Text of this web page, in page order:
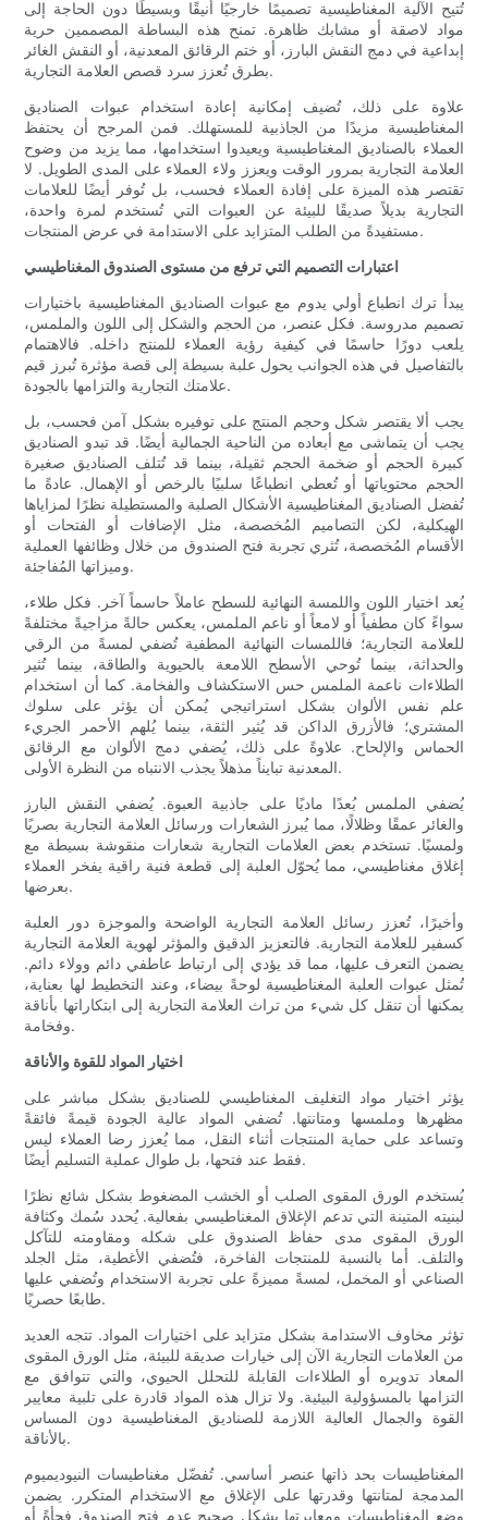
تُتيح الآلية المغناطيسية تصميمًا خارجيًا أنيقًا وبسيطًا دون الحاجة إلى
مواد لاصقة أو مشابك ظاهرة. تمنح هذه البساطة المصممين حرية
إبداعية في دمج النقش البارز، أو ختم الرقائق المعدنية، أو النقش الغائر
بطرق تُعزز سرد قصص العلامة التجارية.
علاوة على ذلك، تُضيف إمكانية إعادة استخدام عبوات الصناديق
المغناطيسية مزيدًا من الجاذبية للمستهلك. فمن المرجح أن يحتفظ
العملاء بالصناديق المغناطيسية ويعيدوا استخدامها، مما يزيد من وضوح
العلامة التجارية بمرور الوقت ويعزز ولاء العملاء على المدى الطويل. لا
تقتصر هذه الميزة على إفادة العملاء فحسب، بل تُوفر أيضًا للعلامات
التجارية بديلاً صديقًا للبيئة عن العبوات التي تُستخدم لمرة واحدة،
مستفيدةً من الطلب المتزايد على الاستدامة في عرض المنتجات.
اعتبارات التصميم التي ترفع من مستوى الصندوق المغناطيسي
يبدأ ترك انطباع أولي يدوم مع عبوات الصناديق المغناطيسية باختيارات
تصميم مدروسة. فكل عنصر، من الحجم والشكل إلى اللون والملمس،
يلعب دورًا حاسمًا في كيفية رؤية العملاء للمنتج داخله. فالاهتمام
بالتفاصيل في هذه الجوانب يحول علبة بسيطة إلى قصة مؤثرة تُبرز قيم
علامتك التجارية والتزامها بالجودة.
يجب ألا يقتصر شكل وحجم المنتج على توفيره بشكل آمن فحسب، بل
يجب أن يتماشى مع أبعاده من الناحية الجمالية أيضًا. قد تبدو الصناديق
كبيرة الحجم أو ضخمة الحجم ثقيلة، بينما قد تُتلف الصناديق صغيرة
الحجم محتوياتها أو تُعطي انطباعًا سلبيًا بالرخص أو الإهمال. عادةً ما
تُفضل الصناديق المغناطيسية الأشكال الصلبة والمستطيلة نظرًا لمزاياها
الهيكلية، لكن التصاميم المُخصصة، مثل الإضافات أو الفتحات أو
الأقسام المُخصصة، تُثري تجربة فتح الصندوق من خلال وظائفها العملية
وميزاتها المُفاجئة.
يُعد اختيار اللون واللمسة النهائية للسطح عاملاً حاسماً آخر. فكل طلاء،
سواءً كان مطفياً أو لامعاً أو ناعم الملمس، يعكس حالةً مزاجيةً مختلفةً
للعلامة التجارية؛ فاللمسات النهائية المطفية تُضفي لمسةً من الرقي
والحداثة، بينما تُوحي الأسطح اللامعة بالحيوية والطاقة، بينما تُثير
الطلاءات ناعمة الملمس حس الاستكشاف والفخامة. كما أن استخدام
علم نفس الألوان بشكل استراتيجي يُمكن أن يؤثر على سلوك
المشتري؛ فالأزرق الداكن قد يُثير الثقة، بينما يُلهم الأحمر الجريء
الحماس والإلحاح. علاوةً على ذلك، يُضفي دمج الألوان مع الرقائق
المعدنية تبايناً مذهلاً يجذب الانتباه من النظرة الأولى.
يُضفي الملمس بُعدًا ماديًا على جاذبية العبوة. يُضفي النقش البارز
والغائر عمقًا وظلالًا، مما يُبرز الشعارات ورسائل العلامة التجارية بصريًا
ولمسيًا. تستخدم بعض العلامات التجارية شعارات منقوشة بسيطة مع
إغلاق مغناطيسي، مما يُحوّل العلبة إلى قطعة فنية راقية يفخر العملاء
بعرضها.
وأخيرًا، تُعزز رسائل العلامة التجارية الواضحة والموجزة دور العلبة
كسفير للعلامة التجارية. فالتعزيز الدقيق والمؤثر لهوية العلامة التجارية
يضمن التعرف عليها، مما قد يؤدي إلى ارتباط عاطفي دائم وولاء دائم.
تُمثل عبوات العلبة المغناطيسية لوحةً بيضاء، وعند التخطيط لها بعناية،
يمكنها أن تنقل كل شيء من تراث العلامة التجارية إلى ابتكاراتها بأناقة
وفخامة.
اختيار المواد للقوة والأناقة
يؤثر اختيار مواد التغليف المغناطيسي للصناديق بشكل مباشر على
مظهرها وملمسها ومتانتها. تُضفي المواد عالية الجودة قيمةً فائقةً
وتساعد على حماية المنتجات أثناء النقل، مما يُعزز رضا العملاء ليس
فقط عند فتحها، بل طوال عملية التسليم أيضًا.
يُستخدم الورق المقوى الصلب أو الخشب المضغوط بشكل شائع نظرًا
لبنيته المتينة التي تدعم الإغلاق المغناطيسي بفعالية. يُحدد سُمك وكثافة
الورق المقوى مدى حفاظ الصندوق على شكله ومقاومته للتآكل
والتلف. أما بالنسبة للمنتجات الفاخرة، فتُضفي الأغطية، مثل الجلد
الصناعي أو المخمل، لمسةً مميزةً على تجربة الاستخدام وتُضفي عليها
طابعًا حصريًا.
تؤثر مخاوف الاستدامة بشكل متزايد على اختيارات المواد. تتجه العديد
من العلامات التجارية الآن إلى خيارات صديقة للبيئة، مثل الورق المقوى
المعاد تدويره أو الطلاءات القابلة للتحلل الحيوي، والتي تتوافق مع
التزامها بالمسؤولية البيئية. ولا تزال هذه المواد قادرة على تلبية معايير
القوة والجمال العالية اللازمة للصناديق المغناطيسية دون المساس
بالأناقة.
المغناطيسات بحد ذاتها عنصر أساسي. تُفضّل مغناطيسات النيوديميوم
المدمجة لمتانتها وقدرتها على الإغلاق مع الاستخدام المتكرر. يضمن
وضع المغناطيسات ومعايرتها بشكل صحيح عدم فتح الصندوق فجأةً أو